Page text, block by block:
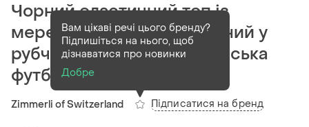
Чорний еластичний топ із
мереживом шовк безшовний у
рубчик трикотаж швейцарська
футболка б...
Zimmerli of Switzerland
Вам цікаві речі цього бренду?
Підпишіться на нього, щоб
дізнаватися про новинки
Добре
Підписатися на бренд